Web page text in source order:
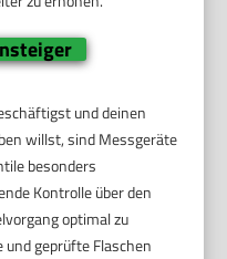
und deinen
willst, sind Messgeräte
besonders
Kontrolle über den
optimal zu
geprüfte Flaschen